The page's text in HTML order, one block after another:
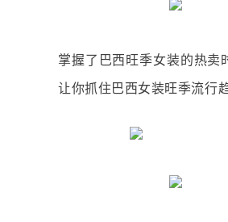
掌握了巴西旺季女装的热卖
让你抓住巴西女装旺季流行